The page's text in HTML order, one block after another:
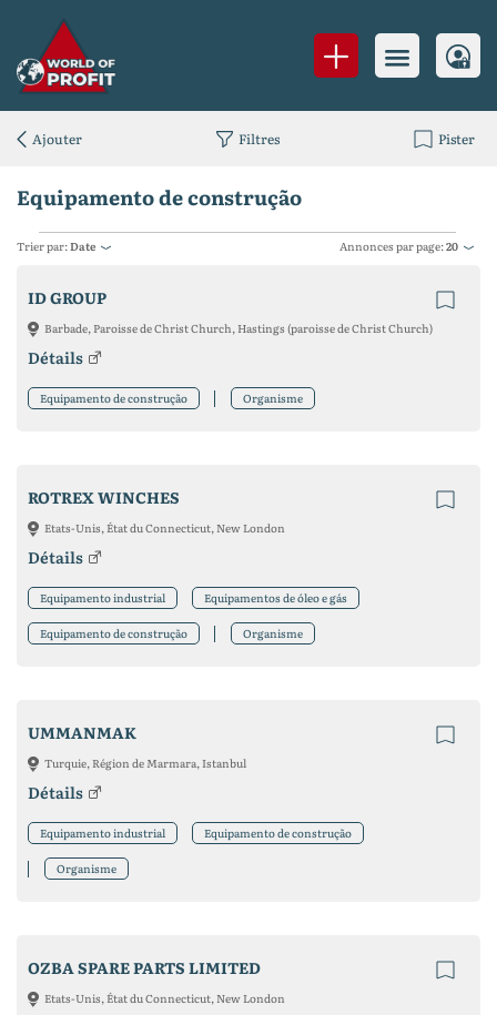
Equipamento de construção
Trier par:Date Annonces par page:20
ID GROUP
Barbade, Paroisse de Christ Church, Hastings (paroisse de Christ Church)
Détails
Equipamento de construção Organisme
ROTREX WINCHES
Etats-Unis, État du Connecticut, New London
Détails
Equipamento industrial Equipamentos de óleo e gás
Equipamento de construção Organisme
UMMANMAK
Turquie, Région de Marmara, Istanbul
Détails
Equipamento industrial Equipamento de construção
Organisme
OZBA SPARE PARTS LIMITED
Etats-Unis, État du Connecticut, New London
Ajouter Filtres Pister